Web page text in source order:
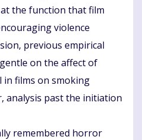
the function that film
violence
previous empirical
on the affect of
films on smoking
analysis past the initiation
remembered horror